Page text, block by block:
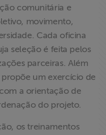
comunitária e
movimento,
Cada oficina
seleção é feita pelos
parceiras. Além
um exercício de
a orientação de
do projeto.
os treinamentos